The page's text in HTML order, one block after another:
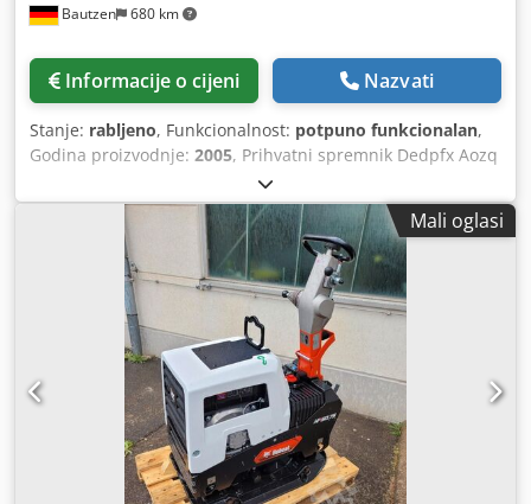
Bautzen 680 km
Informacije o cijeni Nazvati
Stanje: rabljeno, Funkcionalnost: potpuno funkcionalan,
Godina proizvodnje: 2005, Prihvatni spremnik Dedpfx Aozq
Szrscbjck Rešetkasta podnica Transportna traka
Transportni sustav, duljina 12 m, širina trake 650 mm
Mali oglasi